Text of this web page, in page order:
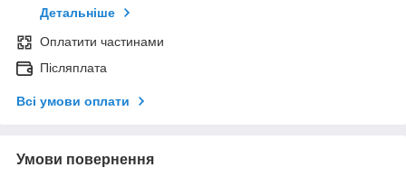
Детальніше
Оплатити частинами
Післяплата
Всі умови оплати
Умови повернення